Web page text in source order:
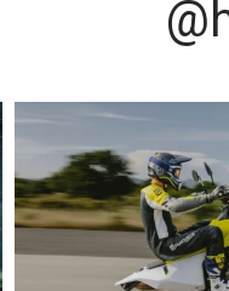
שום שום קשר לגלים, כך